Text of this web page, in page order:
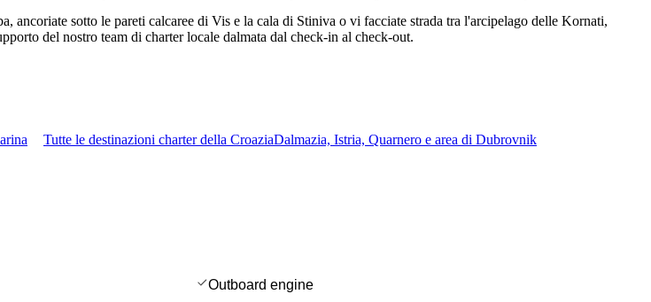
sotto le pareti calcaree di Vis e la cala di Stiniva o vi facciate strada tra l'arcipelago delle Kornati,
del nostro team di charter locale dalmata dal check-in al check-out.
Tutte le destinazioni charter della CroaziaDalmazia, Istria, Quarnero e area di Dubrovnik
Outboard engine